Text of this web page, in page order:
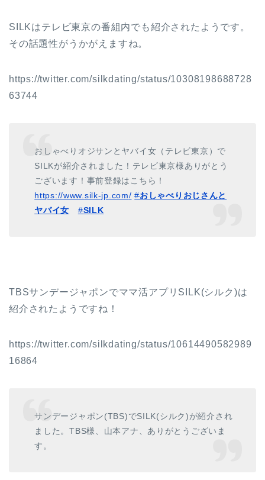
SILKはテレビ東京の番組内でも紹介されたようです。
その話題性がうかがえますね。
https://twitter.com/silkdating/status/10308198688728
63744
おしゃべりオジサンとヤバイ女（テレビ東京）で
SILKが紹介されました！テレビ東京様ありがとう
ございます！事前登録はこちら！
https://www. silk-jp.com/ #おしゃべりおじさんと
ヤバイ女
#SILK
TBSサンデージャポンでママ活アプリSILK(シルク)は
紹介されたようですね！
https://twitter.com/silkdating/status/10614490582989
16864
サンデージャポン(TBS)でSILK(シルク)が紹介され
ました。TBS様、山本アナ、ありがとうございま
す。